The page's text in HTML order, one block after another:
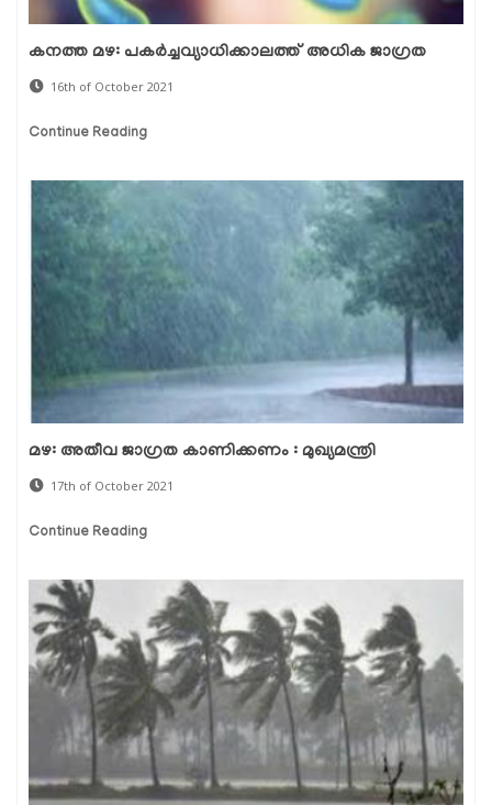
കനത്ത മഴ: പകര്‍ച്ചവ്യാധിക്കാലത്ത് അധിക ജാഗ്രത
16th of October 2021
Continue Reading
മഴ: അതീവ ജാഗ്രത കാണിക്കണം : മുഖ്യമന്ത്രി
17th of October 2021
Continue Reading